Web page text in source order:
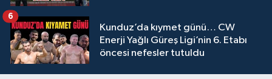
Kunduz’da kıymet günü… CW
Enerji Yağlı Güreş Ligi’nin 6. Etabı
öncesi nefesler tutuldu
6